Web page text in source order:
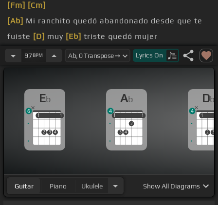
[Fm] [Cm]
[Ab] Mi ranchito quedó abandonado desde que te
fuiste [D] muy [Eb] triste quedó mujer
[Bbm]cacal [A] donde la
borrodimos está
te ve
97BPM Lyrics On
Eb
1
2 3 4
1
1 1
6
Ab
1
3 4
2
1
1 1
4
Db
1
2 3
1
4
Guitar Piano Ukulele ShowAll Diagrams